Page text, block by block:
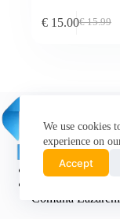
We use cookies
experience on
Accept
€15.99
Original
€15.00Current
Softlite SRL
Comuna